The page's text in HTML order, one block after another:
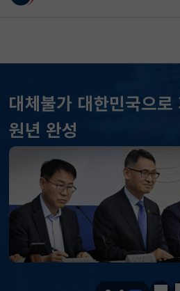
대체불가 대한민국으
원년 완성
KOSPI
KOSDAQ
국고채(3년)
달러-원
KOSPI
KOSDAQ